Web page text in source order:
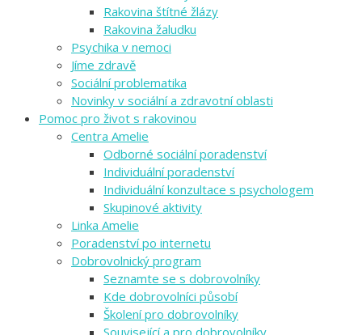
Rakovina štítné žlázy
Rakovina žaludku
Psychika v nemoci
Jíme zdravě
Sociální problematika
Novinky v sociální a zdravotní oblasti
Pomoc pro život s rakovinou
Centra Amelie
Odborné sociální poradenství
Individuální poradenství
Individuální konzultace s psychologem
Skupinové aktivity
Linka Amelie
Poradenství po internetu
Dobrovolnický program
Seznamte se s dobrovolníky
Kde dobrovolníci působí
Školení pro dobrovolníky